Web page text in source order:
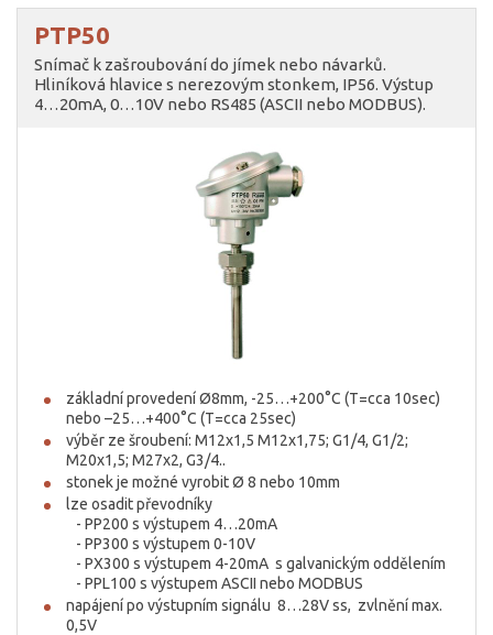
PTP50
Snímač k zašroubování do jímek nebo návarků.
Hliníková hlavice s nerezovým stonkem, IP56. Výstup
4…20mA, 0…10V nebo RS485 (ASCII nebo MODBUS).
základní provedení Ø8mm, -25…+200°C (T=cca 10sec)
nebo –25…+400°C (T=cca 25sec)
výběr ze šroubení: M12x1,5 M12x1,75; G1/4, G1/2;
M20x1,5; M27x2, G3/4..
stonek je možné vyrobit Ø 8 nebo 10mm
lze osadit převodníky
- PP200 s výstupem 4…20mA
- PP300 s výstupem 0-10V
- PX300 s výstupem 4-20mA s galvanickým oddělením
- PPL100 s výstupem ASCII nebo MODBUS
napájení po výstupním signálu 8…28V ss, zvlnění max.
0,5V